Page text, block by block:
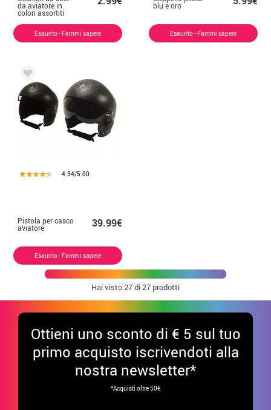
da aviatore in
colori assortiti
Esaurito - Fammi sapere
blu e oro
Esaurito - Fammi sapere
4.34/5.00
Pistola per casco
aviatore 39.99€
Esaurito - Fammi sapere
Hai visto27di 27 prodotti
Ottieni uno sconto di € 5 sul tuo
primo acquisto iscrivendoti alla
nostra newsletter*
*Acquisti oltre 50€